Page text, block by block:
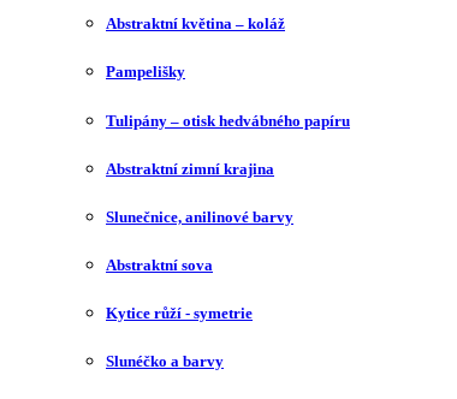
Abstraktní květina – koláž
Pampelišky
Tulipány – otisk hedvábného papíru
Abstraktní zimní krajina
Slunečnice, anilinové barvy
Abstraktní sova
Kytice růží - symetrie
Slunéčko a barvy